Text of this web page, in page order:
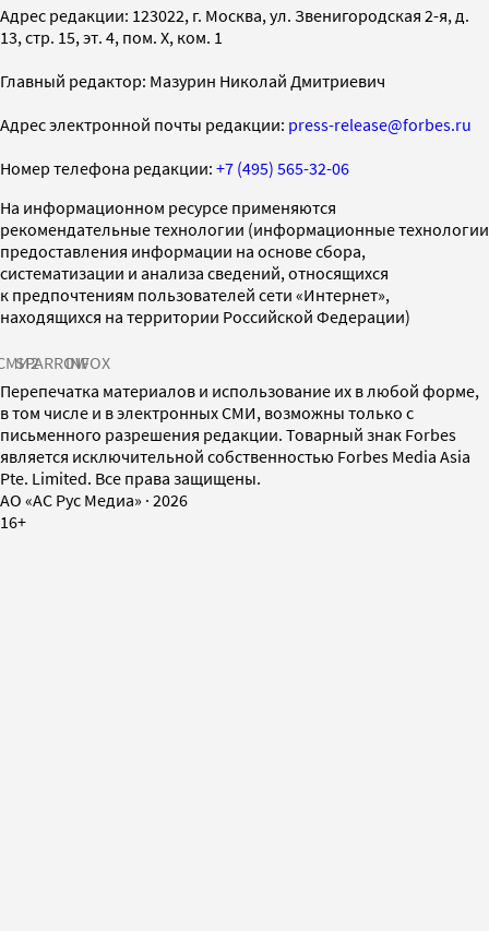
Адрес редакции: 123022, г. Москва, ул. Звенигородская 2-я, д.
13, стр. 15, эт. 4, пом. X, ком. 1
Главный редактор: Мазурин Николай Дмитриевич
Адрес электронной почты редакции: press-release@forbes.ru
Номер телефона редакции: +7 (495) 565-32-06
На информационном ресурсе применяются
рекомендательные технологии (информационные технологии
предоставления информации на основе сбора,
систематизации и анализа сведений, относящихся
к предпочтениям пользователей сети «Интернет»,
находящихся на территории Российской Федерации)
SPARROWINFOX
Перепечатка материалов и использование их в любой форме,
в том числе и в электронных СМИ, возможны только с
письменного разрешения редакции. Товарный знак Forbes
является исключительной собственностью Forbes Media Asia
Pte. Limited. Все права защищены.
AO «АС Рус Медиа» · 2026
16+